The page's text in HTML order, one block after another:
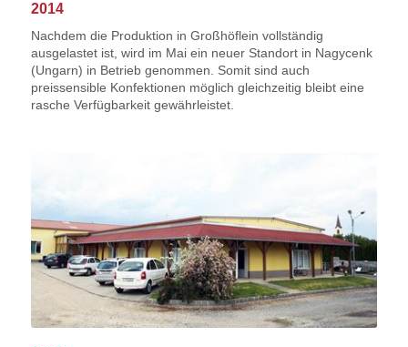
2014
Nachdem die Produktion in Großhöflein vollständig
ausgelastet ist, wird im Mai ein neuer Standort in Nagycenk
(Ungarn) in Betrieb genommen. Somit sind auch
preissensible Konfektionen möglich gleichzeitig bleibt eine
rasche Verfügbarkeit gewährleistet.